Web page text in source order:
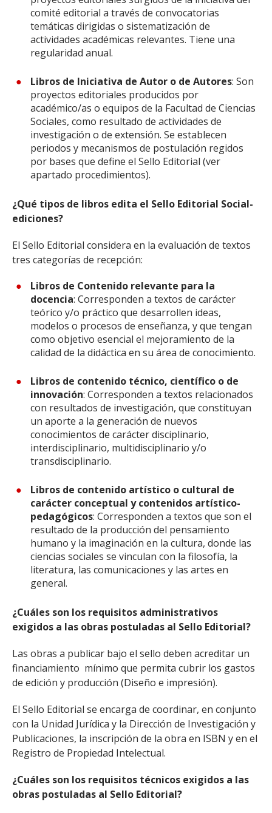
comité editorial a través de convocatorias
temáticas dirigidas o sistematización de
actividades académicas relevantes. Tiene una
regularidad anual.
Libros de Iniciativa de Autor o de Autores: Son
proyectos editoriales producidos por
académico/as o equipos de la Facultad de Ciencias
Sociales, como resultado de actividades de
investigación o de extensión. Se establecen
periodos y mecanismos de postulación regidos
por bases que define el Sello Editorial (ver
apartado procedimientos).
¿Qué tipos de libros edita el Sello Editorial Social-
ediciones?
El Sello Editorial considera en la evaluación de textos
tres categorías de recepción:
Libros de Contenido relevante para la
docencia: Corresponden a textos de carácter
teórico y/o práctico que desarrollen ideas,
modelos o procesos de enseñanza, y que tengan
como objetivo esencial el mejoramiento de la
calidad de la didáctica en su área de conocimiento.
Libros de contenido técnico, científico o de
innovación: Corresponden a textos relacionados
con resultados de investigación, que constituyan
un aporte a la generación de nuevos
conocimientos de carácter disciplinario,
interdisciplinario, multidisciplinario y/o
transdisciplinario.
Libros de contenido artístico o cultural de
carácter conceptual y contenidos artístico-
pedagógicos: Corresponden a textos que son el
resultado de la producción del pensamiento
humano y la imaginación en la cultura, donde las
ciencias sociales se vinculan con la filosofía, la
literatura, las comunicaciones y las artes en
general.
¿Cuáles son los requisitos administrativos
exigidos a las obras postuladas al Sello Editorial?
Las obras a publicar bajo el sello deben acreditar un
financiamiento mínimo que permita cubrir los gastos
de edición y producción (Diseño e impresión).
El Sello Editorial se encarga de coordinar, en conjunto
con la Unidad Jurídica y la Dirección de Investigación y
Publicaciones, la inscripción de la obra en ISBN y en el
Registro de Propiedad Intelectual.
¿Cuáles son los requisitos técnicos exigidos a las
obras postuladas al Sello Editorial?